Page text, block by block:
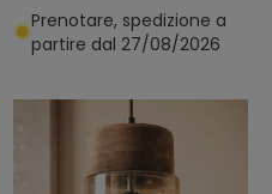
Prenotare, spedizione a
partire dal 27/08/2026